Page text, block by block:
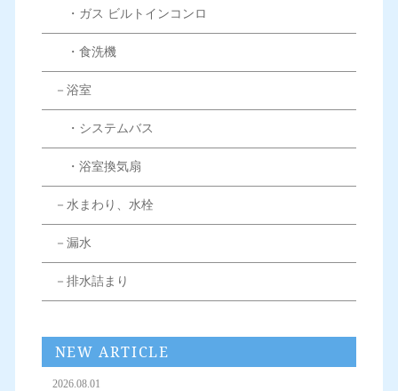
・ガス ビルトインコンロ
・食洗機
－浴室
・システムバス
・浴室換気扇
－水まわり、水栓
－漏水
－排水詰まり
NEW ARTICLE
2026.08.01